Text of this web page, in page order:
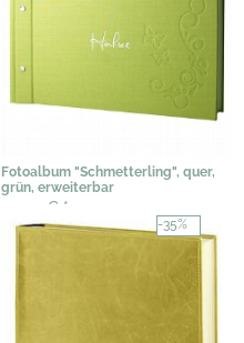
Fotoalbum "Schmetterling", quer,
grün, erweiterbar
54,00 € *
-35%